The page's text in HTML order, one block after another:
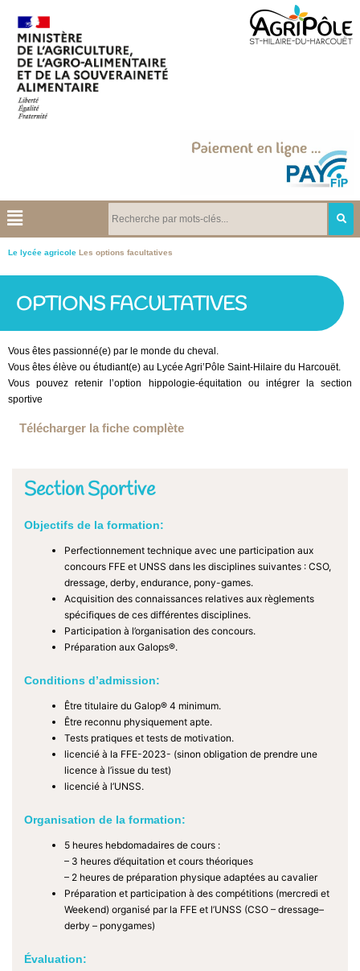
Le lycée agricole Les options facultatives
OPTIONS FACULTATIVES
Vous êtes passionné(e) par le monde du cheval.
Vous êtes élève ou étudiant(e) au Lycée Agri’Pôle Saint-Hilaire du Harcouët.
Vous pouvez retenir l’option hippologie-équitation ou intégrer la section
sportive
Télécharger la fiche complète
Section Sportive
Objectifs de la formation:
Perfectionnement technique avec une participation aux
concours FFE et UNSS dans les disciplines suivantes : CSO,
dressage, derby, endurance, pony-games.
Acquisition des connaissances relatives aux règlements
spécifiques de ces différentes disciplines.
Participation à l’organisation des concours.
Préparation aux Galops®.
Conditions d’admission:
Être titulaire du Galop® 4 minimum.
Être reconnu physiquement apte.
Tests pratiques et tests de motivation.
licencié à la FFE-2023- (sinon obligation de prendre une
licence à l’issue du test)
licencié à l’UNSS.
Organisation de la formation:
5 heures hebdomadaires de cours :
– 3 heures d’équitation et cours théoriques
– 2 heures de préparation physique adaptées au cavalier
Préparation et participation à des compétitions (mercredi et
Weekend) organisé par la FFE et l’UNSS (CSO – dressage–
derby – ponygames)
Évaluation: